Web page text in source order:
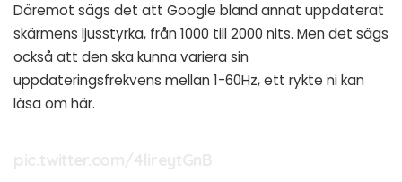
Däremot sägs det att Google bland annat uppdaterat
skärmens ljusstyrka, från 1000 till 2000 nits. Men det sägs
också att den ska kunna variera sin
uppdateringsfrekvens mellan 1-60Hz, ett rykte ni kan
läsa om här.